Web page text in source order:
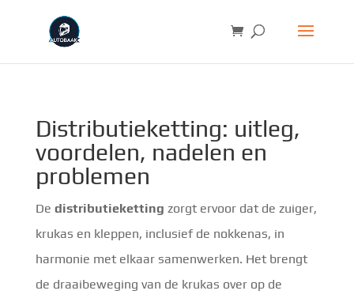
Distributieketting: uitleg,
voordelen, nadelen en
problemen
De distributieketting zorgt ervoor dat de zuiger,
krukas en kleppen, inclusief de nokkenas, in
harmonie met elkaar samenwerken. Het brengt
de draaibeweging van de krukas over op de